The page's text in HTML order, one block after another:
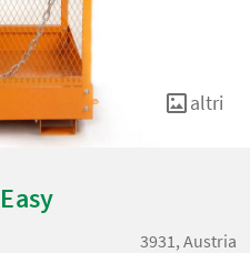
altri
3931, Austria